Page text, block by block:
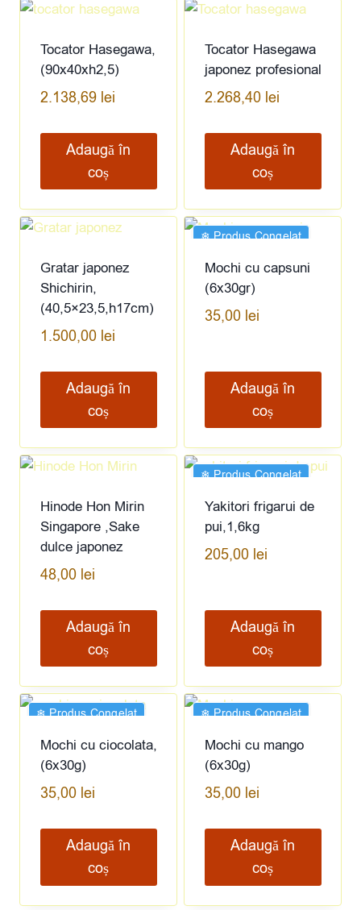
Tocator Hasegawa,
(90x40xh2,5)
2.138,69 lei
Adaugă în
coș
Tocator Hasegawa
japonez profesional
2.268,40 lei
Adaugă în
coș
Gratar japonez
Shichirin,
(40,5×23,5,h17cm)
1.500,00 lei
Adaugă în
coș
❄︎ Produs Congelat
Mochi cu capsuni
(6x30gr)
35,00 lei
Adaugă în
coș
Hinode Hon Mirin
Singapore ,Sake
dulce japonez
48,00 lei
Adaugă în
coș
❄︎ Produs Congelat
Yakitori frigarui de
pui,1,6kg
205,00 lei
Adaugă în
coș
❄︎ Produs Congelat
Mochi cu ciocolata,
(6x30g)
35,00 lei
Adaugă în
coș
❄︎ Produs Congelat
Mochi cu mango
(6x30g)
35,00 lei
Adaugă în
coș